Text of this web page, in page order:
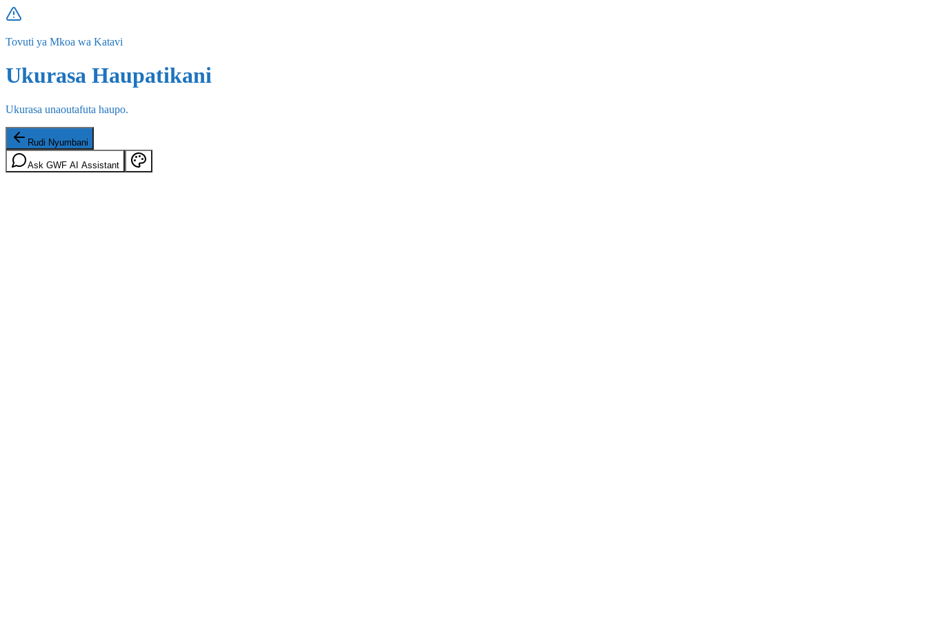
Tovuti ya Mkoa wa Katavi
Ukurasa Haupatikani
Ukurasa unaoutafuta haupo.
Rudi Nyumbani
Ask GWF AI Assistant